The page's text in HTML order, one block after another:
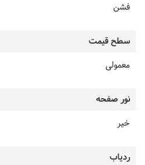
فشن
سطح قیمت
معمولی
نور صفحه
خیر
ردیاب